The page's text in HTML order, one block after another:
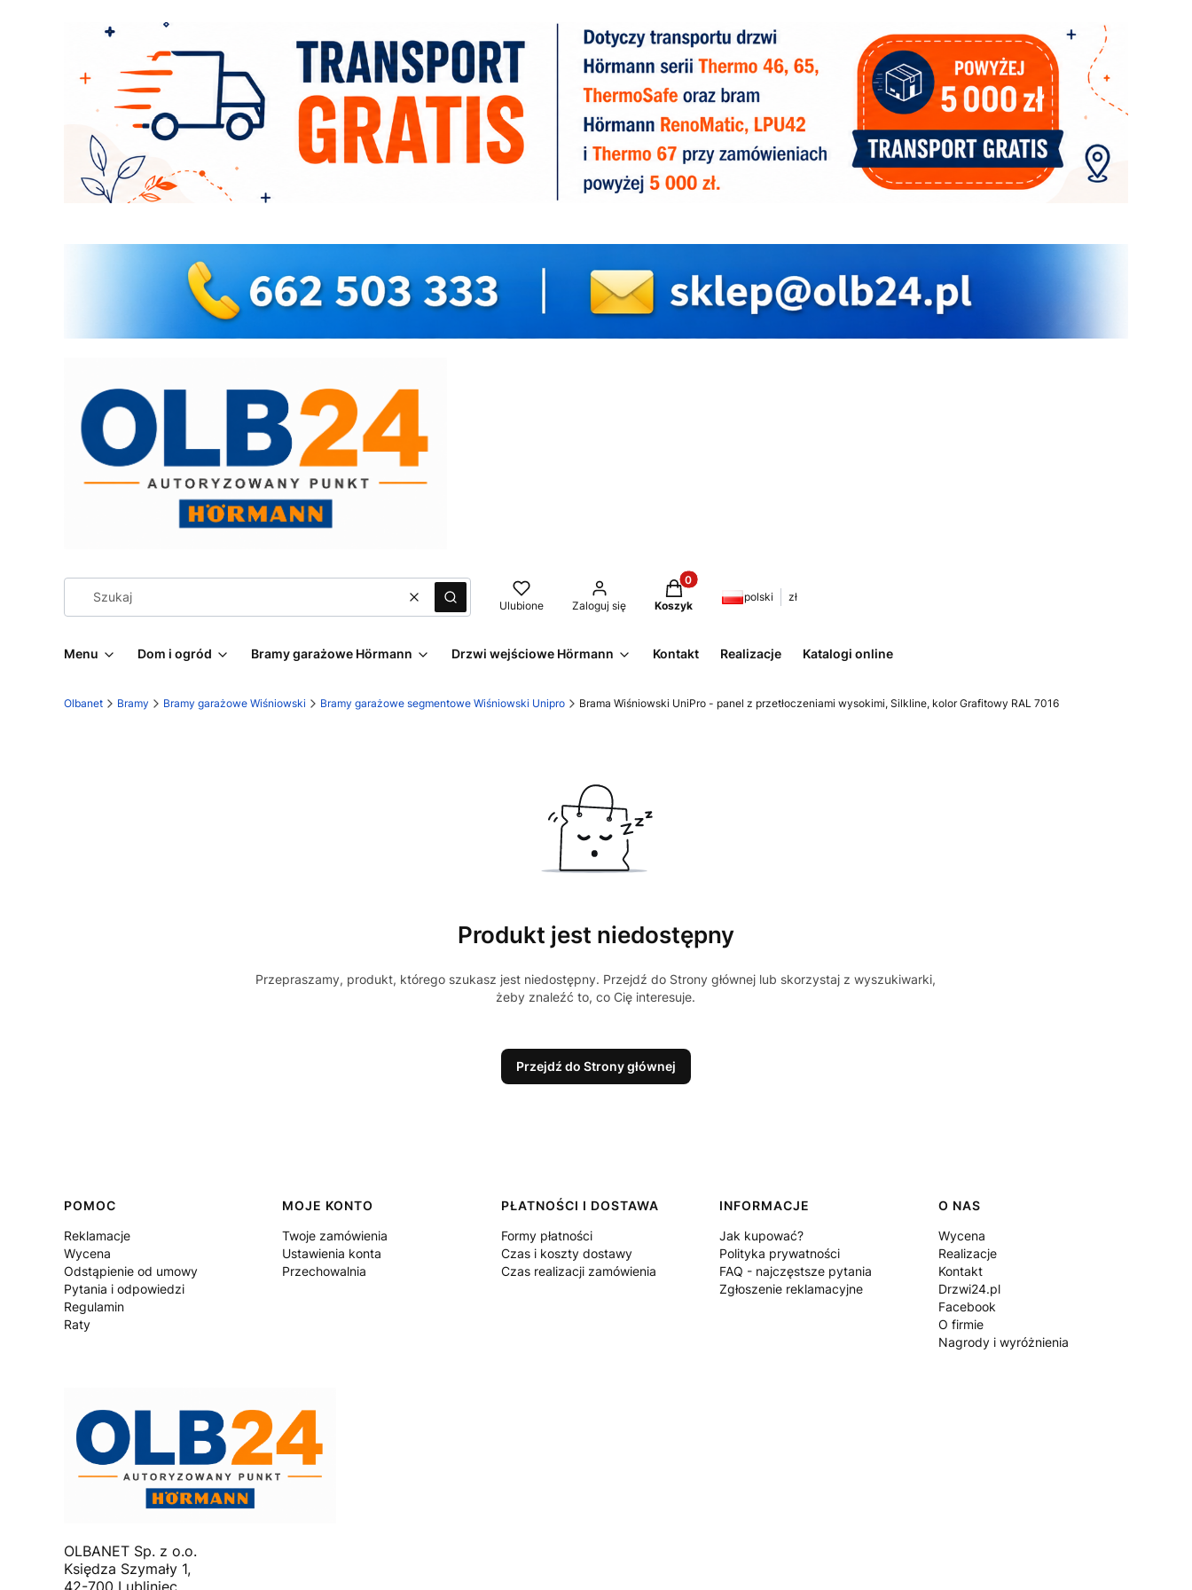
WyczyśćSzukaj Ulubione Zaloguj się
Produkty w koszyku: 0. Zobacz szczegóły
Koszyk
polski zł
Menu Dom i ogród Bramy garażowe Hörmann Drzwi wejściowe Hörmann Kontakt Realizacje Katalogi online
Olbanet Bramy Bramy garażowe Wiśniowski Bramy garażowe segmentowe Wiśniowski Unipro Brama Wiśniowski UniPro - panel z przetłoczeniami wysokimi, Silkline, kolor Grafitowy RAL 7016
Produkt jest niedostępny
Przepraszamy, produkt, którego szukasz jest niedostępny. Przejdź do Strony głównej lub skorzystaj z wyszukiwarki,
żeby znaleźć to, co Cię interesuje.
Przejdź do Strony głównej
Linki w stopce
POMOC
Reklamacje
Wycena
Odstąpienie od umowy
Pytania i odpowiedzi
Regulamin
Raty
MOJE KONTO
Twoje zamówienia
Ustawienia konta
Przechowalnia
PŁATNOŚCI I DOSTAWA
Formy płatności
Czas i koszty dostawy
Czas realizacji zamówienia
INFORMACJE
Jak kupować?
Polityka prywatności
FAQ - najczęstsze pytania
Zgłoszenie reklamacyjne
O NAS
Wycena
Realizacje
Kontakt
Drzwi24.pl
Facebook
O firmie
Nagrody i wyróżnienia
OLBANET Sp. z o.o.
Księdza Szymały 1,
42-700 Lubliniec